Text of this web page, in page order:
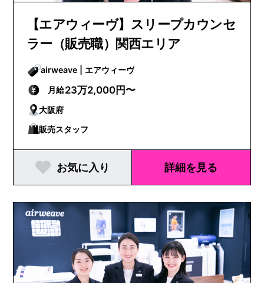
【エアウィーヴ】スリープカウンセ
ラー（販売職）関西エリア
airweave | エアウィーヴ
月給23万2,000円〜
大阪府
販売スタッフ
お気に入り 詳細を見る